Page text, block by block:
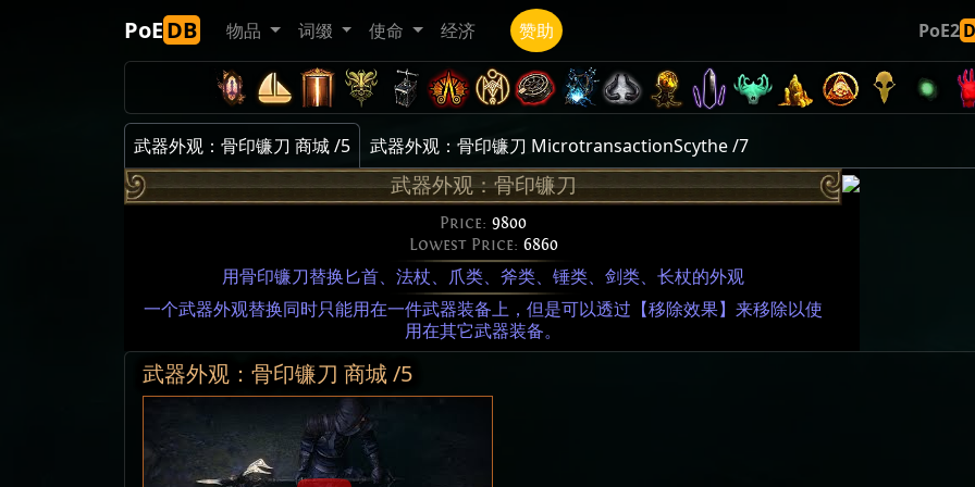
PoEDB 物品 词缀 使命 经济 赞助 PoE2
武器外观：骨印镰刀 商城 /5
武器外观：骨印镰刀 MicrotransactionScythe /7
武器外观：骨印镰刀
Price: 9800
Lowest Price: 6860
用骨印镰刀替换匕首、法杖、爪类、斧类、锤类、剑类、长杖的外观
一个武器外观替换同时只能用在一件武器装备上，但是可以透过【移除效果】来移除以使
用在其它武器装备。
武器外观：骨印镰刀 商城 /5